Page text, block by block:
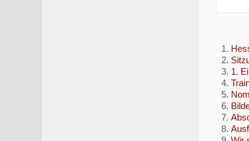
1.